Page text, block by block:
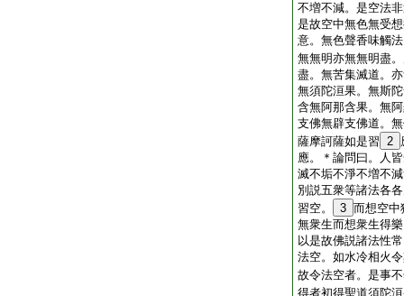
不増不減。是空法
是故空中無色無受
意。無色聲香味觸
無無明亦無無明盡
盡。無苦集滅道。
無須陀洹果。無斯
含無阿那含果。無
支佛無辟支佛道。
薩摩訶薩如是習 2
應。＊ 論問曰。人
滅不垢不淨不増不
別説五衆等諸法各
習空。
3 而想空中
無衆生而想衆生得
以是故佛説諸法性
法空。如水冷相火
故令法空者。是事
得者初得聖道須陀